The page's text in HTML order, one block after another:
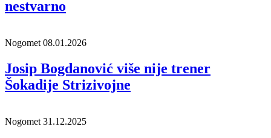
nestvarno
Nogomet 08.01.2026
Josip Bogdanović više nije trener
Šokadije Strizivojne
Nogomet 31.12.2025